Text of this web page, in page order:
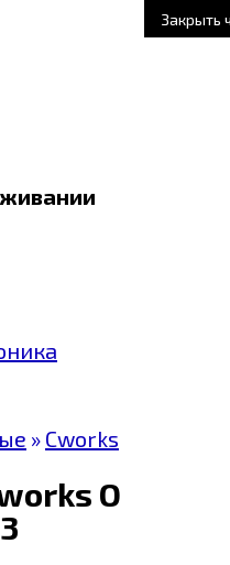
Закрыть
» Cworks
Oil 0W-